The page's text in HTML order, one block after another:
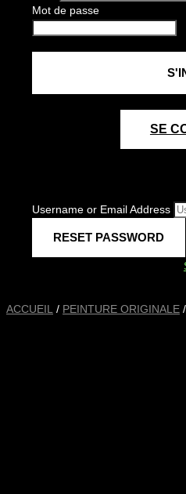
Mot de passe
SE
Username or Email Address
ACCUEIL / PEINTURE ORIGINALE